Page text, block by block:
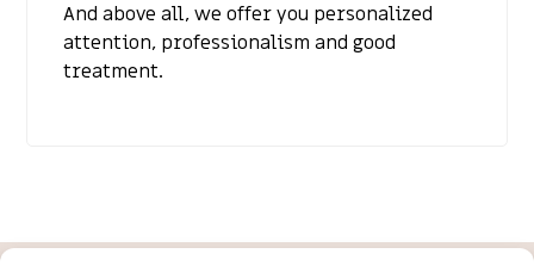
And above all, we offer you personalized
attention, professionalism and good
treatment.